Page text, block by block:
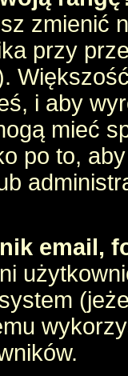
zmienić
przy
i aby
mieć
po to,
email,